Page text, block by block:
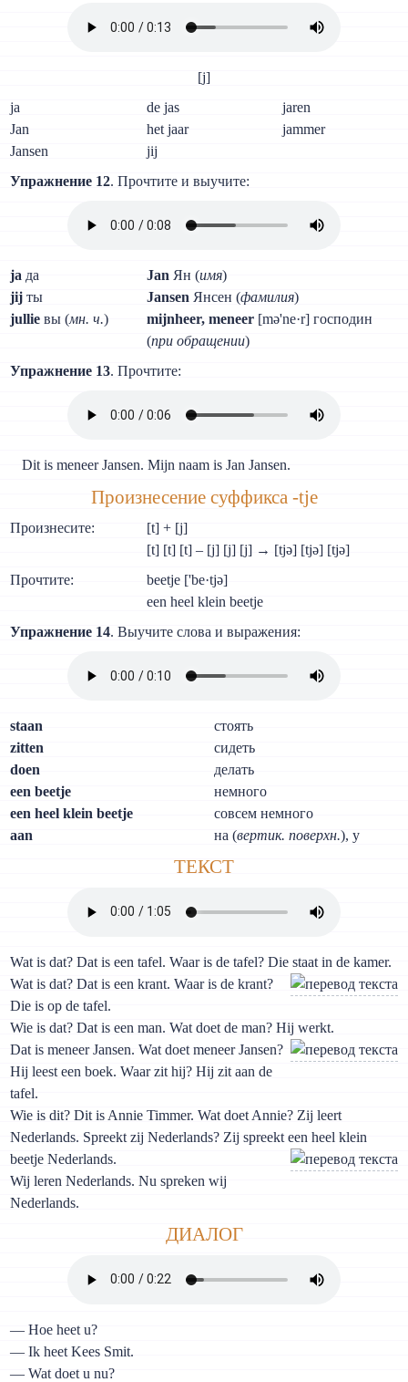
[j]
ja
Jan
Jansen
de jas
het jaar
jij
jaren
jammer
Упражнение 12. Прочтите и выучите:
ja да
jij ты
jullie вы (мн. ч.)
Jan Ян (имя)
Jansen Янсен (фамилия)
mijnheer, meneer[mə'ne·r] господин
(при обращении)
Упражнение 13. Прочтите:
Dit is meneer Jansen. Mijn naam is Jan Jansen.
Произнесение суффикса -tje
Произнесите:
[t] + [j]
[t] [t] [t] – [j] [j] [j] → [tjə] [tjə] [tjə]
Прочтите:
beetje ['be·tjə]
een heel klein beetje
Упражнение 14. Выучите слова и выражения:
staan
стоять
zitten
сидеть
doen
делать
een beetje
немного
een heel klein beetje
совсем немного
aan
на (вертик. поверхн.), у
ТЕКСТ
Wat is dat? Dat is een tafel. Waar is de tafel? Die staat in de kamer.
Wat is dat? Dat is een krant. Waar is de krant?
Die is op de tafel.
Wie is dat? Dat is een man. Wat doet de man? Hij werkt.
Dat is meneer Jansen. Wat doet meneer Jansen?
Hij leest een boek. Waar zit hij? Hij zit aan de
tafel.
Wie is dit? Dit is Annie Timmer. Wat doet Annie? Zij leert
Nederlands. Spreekt zij Nederlands? Zij spreekt een heel klein
beetje Nederlands.
Wij leren Nederlands. Nu spreken wij
Nederlands.
ДИАЛОГ
— Hoe heet u?
— Ik heet Kees Smit.
— Wat doet u nu?